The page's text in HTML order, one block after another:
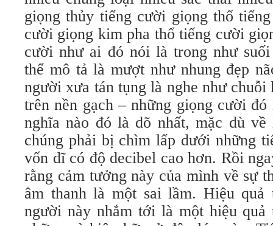
giọng thủy tiếng cười giọng thổ
cười giọng kim pha thổ tiếng cười
cười như ai đó nói là trong như
thể mô tả là mượt như nhung đẹp
người xưa tán tụng là nghe như
trên nền gạch – những giọng cười đó
nghĩa nào đó là dõ nhất, mặc dù
chúng phải bị chìm lấp dưới những
vốn dĩ có độ decibel cao hơn. Rồi
rằng cảm tưởng này của mình về sự
âm thanh là một sai lầm. Hiệu quả
người này nhắm tới là một hiệu quả